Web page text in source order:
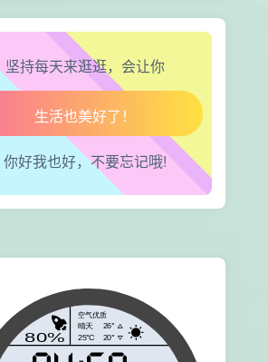
坚持每天来逛逛，会让你
腿也不痛了！
腰也不酸了！
工作也轻松了！
你好我也好，不要忘记哦!